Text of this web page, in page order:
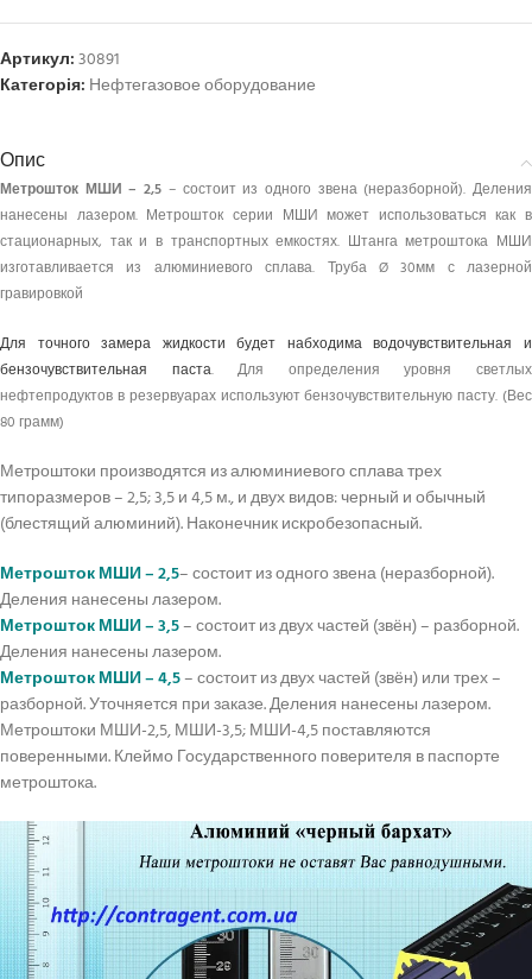
Артикул:30891
Категорія: Нефтегазовое оборудование
Опис
Метрошток МШИ – 2,5 – состоит из одного звена (неразборной). Деления
нанесены лазером. Метрошток серии МШИ может использоваться как в
стационарных, так и в транспортных емкостях. Штанга метроштока МШИ
изготавливается из алюминиевого сплава. Труба Ø 30мм с лазерной
гравировкой
Для точного замера жидкости будет набходима водочувствительная и
бензочувствительная паста. Для определения уровня светлых
нефтепродуктов в резервуарах используют бензочувствительную пасту. (Вес
80 грамм)
Метроштоки производятся из алюминиевого сплава трех
типоразмеров – 2,5; 3,5 и 4,5 м., и двух видов: черный и обычный
(блестящий алюминий). Наконечник искробезопасный.
Метрошток МШИ – 2,5– состоит из одного звена (неразборной).
Деления нанесены лазером.
Метрошток МШИ – 3,5– состоит из двух частей (звён) – разборной.
Деления нанесены лазером.
Метрошток МШИ – 4,5– состоит из двух частей (звён) или трех –
разборной. Уточняется при заказе. Деления нанесены лазером.
Метроштоки МШИ-2,5, МШИ-3,5; МШИ-4,5 поставляются
поверенными. Клеймо Государственного поверителя в паспорте
метроштока.